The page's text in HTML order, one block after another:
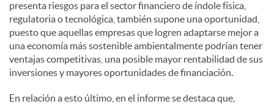
presenta riesgos para el sector financiero de índole física,
regulatoria o tecnológica, también supone una oportunidad,
puesto que aquellas empresas que logren adaptarse mejor a
una economía más sostenible ambientalmente podrían tener
ventajas competitivas, una posible mayor rentabilidad de sus
inversiones y mayores oportunidades de financiación.
En relación a esto último, en el informe se destaca que,